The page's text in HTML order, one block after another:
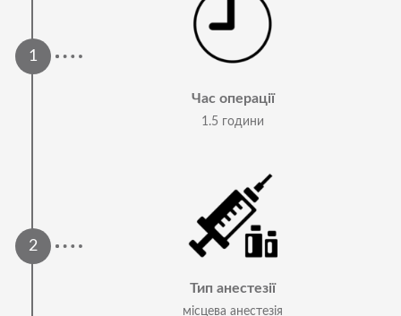
Час операції
1.5 години
Тип анестезії
місцева анестезія